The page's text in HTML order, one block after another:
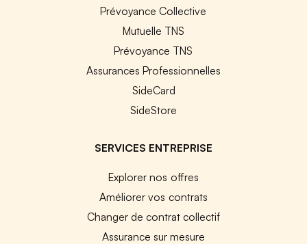
Prévoyance Collective
Mutuelle TNS
Prévoyance TNS
Assurances Professionnelles
SideCard
SideStore
SERVICES ENTREPRISE
Explorer nos offres
Améliorer vos contrats
Changer de contrat collectif
Assurance sur mesure